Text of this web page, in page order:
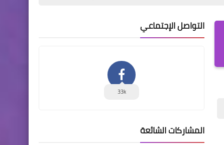
التواصل الإجتماعي
33k
المشاركات الشائعة